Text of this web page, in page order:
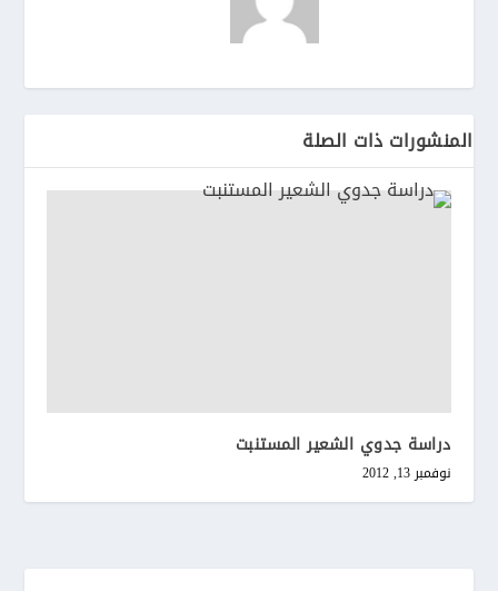
المنشورات ذات الصلة
دراسة جدوي الشعير المستنبت
نوفمبر 13, 2012